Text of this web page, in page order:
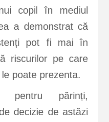
copil în mediul
a demonstrat că
pot fi mai în
riscurilor pe care
poate prezenta.
pentru părinți,
decizie de astăzi